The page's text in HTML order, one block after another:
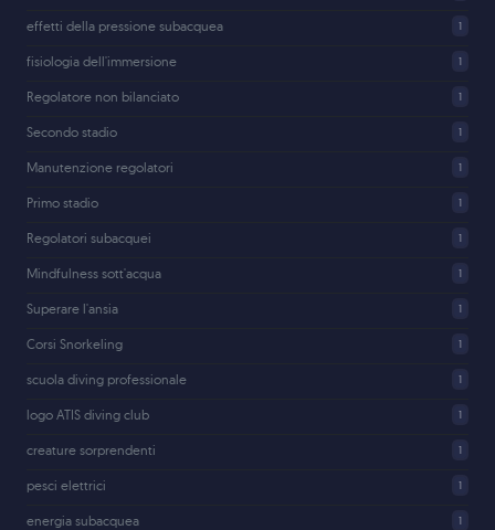
effetti della pressione subacquea 1
fisiologia dell'immersione 1
Regolatore non bilanciato 1
Secondo stadio 1
Manutenzione regolatori 1
Primo stadio 1
Regolatori subacquei 1
Mindfulness sott'acqua 1
Superare l'ansia 1
Corsi Snorkeling 1
scuola diving professionale 1
logo ATIS diving club 1
creature sorprendenti 1
pesci elettrici 1
energia subacquea 1